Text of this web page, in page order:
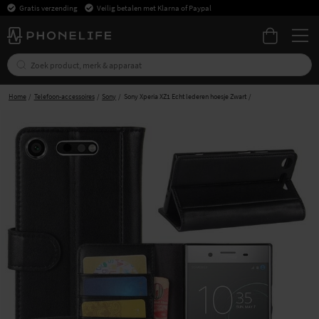
Gratis verzending Veilig betalen met Klarna of Paypal
Home Telefoon-accessoires Sony Sony Xperia XZ1 Echt lederen hoesje Zwart